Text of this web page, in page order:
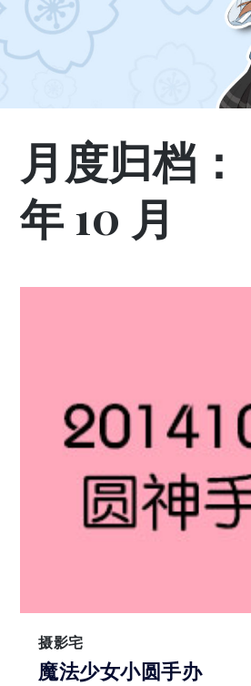
月度归档：
年 10 月
摄影宅
魔法少女小圆手办